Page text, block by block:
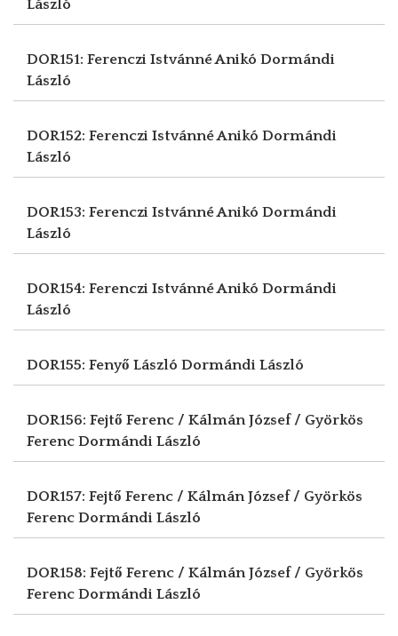
László
DOR151: Ferenczi Istvánné Anikó Dormándi
László
DOR152: Ferenczi Istvánné Anikó Dormándi
László
DOR153: Ferenczi Istvánné Anikó Dormándi
László
DOR154: Ferenczi Istvánné Anikó Dormándi
László
DOR155: Fenyő László Dormándi László
DOR156: Fejtő Ferenc / Kálmán József / Györkös
Ferenc Dormándi László
DOR157: Fejtő Ferenc / Kálmán József / Györkös
Ferenc Dormándi László
DOR158: Fejtő Ferenc / Kálmán József / Györkös
Ferenc Dormándi László